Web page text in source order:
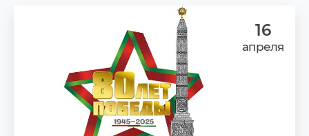
16
апреля